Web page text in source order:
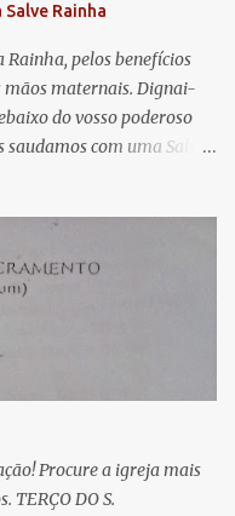
Rainha
Rainha, pelos benefícios
mãos maternais. Dignai-
do vosso poderoso
saudamos com uma Salve
vossos olhos
desterro, mostrai-nos
ó clemente, ó piedosa, ó
Santa Mãe de Deus.
de Cristo. Amém.
Procure a igreja mais
TERÇO DO S.